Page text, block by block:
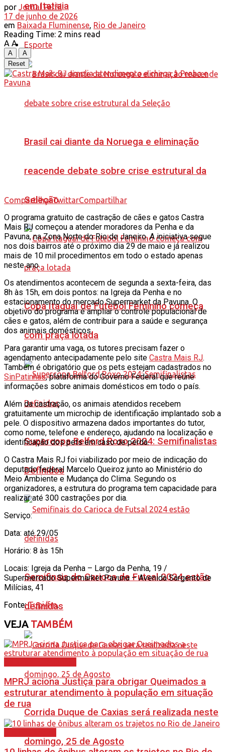
em Itatiaia
Esporte
Brasil cai diante da Noruega e eliminação
reacende debate sobre crise estrutural da
Seleção
Copa Itaguaí de Futebol Feminino começa
com praça lotada
Supercopa Belford Roxo 2024: Semifinalistas
Definidos
Semifinais do Carioca de Futsal 2024 estão
definidas
Corrida Duque de Caxias será realizada neste
domingo, 25 de Agosto
por Jornal Perfil
17 de junho de 2026
em Baixada Fluminense, Rio de Janeiro
Reading Time: 2 mins read
A A
A
A
Reset
CompartilharTwittarCompartilhar
O programa gratuito de castração de cães e gatos Castra
Mais RJ começou a atender moradores da Penha e da
Pavuna, na Zona Norte do Rio de Janeiro. A iniciativa segue
nos dois bairros até o próximo dia 29 de maio e já realizou
mais de 10 mil procedimentos em todo o estado apenas
neste ano.
Os atendimentos acontecem de segunda a sexta-feira, das
8h às 15h, em dois pontos: na Igreja da Penha e no
estacionamento do mercado Supermarket da Pavuna. O
objetivo do programa é ampliar o controle populacional de
cães e gatos, além de contribuir para a saúde e segurança
dos animais domésticos.
Para garantir uma vaga, os tutores precisam fazer o
agendamento antecipadamente pelo site Castra Mais RJ.
Também é obrigatório que os pets estejam cadastrados no
SinPatinhas, plataforma do Governo Federal que reúne
informações sobre animais domésticos em todo o país.
Além da castração, os animais atendidos recebem
gratuitamente um microchip de identificação implantado sob a
pele. O dispositivo armazena dados importantes do tutor,
como nome, telefone e endereço, ajudando na localização e
identificação dos pets em caso de perda.
O Castra Mais RJ foi viabilizado por meio de indicação do
deputado federal Marcelo Queiroz junto ao Ministério do
Meio Ambiente e Mudança do Clima. Segundo os
organizadores, a estrutura do programa tem capacidade para
realizar até 300 castrações por dia.
Serviço:
Data: até 29/05
Horário: 8 às 15h
Locais: Igreja da Penha – Largo da Penha, 19 /
Supermercado Supermarket Pavuna – Avenida Sargento de
Milícias, 41
Fonte:Tupi/fm.
VEJATAMBÉM
MPRJ aciona Justiça para obrigar Queimados a
estruturar atendimento à população em situação
de rua